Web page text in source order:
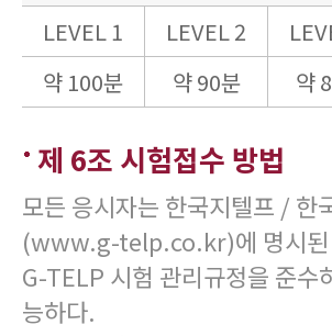
LEVEL 1
LEVEL 2
약 100분
약 90분 약
제 6조 시험접수 방법
모든 응시자는 한국지텔프 / 한
(www.g-telp.co.kr)에 명시된
G-TELP 시험 관리규정을 준수
능하다.